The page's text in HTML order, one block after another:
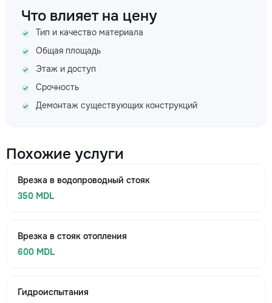
Что влияет на цену
Тип и качество материала
Общая площадь
Этаж и доступ
Срочность
Демонтаж существующих конструкций
Похожие услуги
Врезка в водопроводный стояк
350 MDL
Врезка в стояк отопления
600 MDL
Гидроиспытания